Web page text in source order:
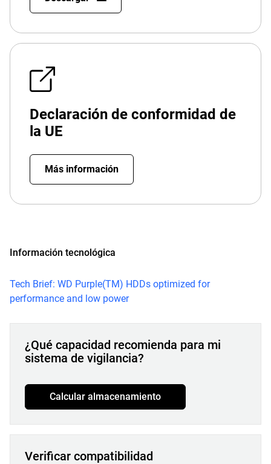
Declaración de conformidad de
la UE
Más información
Información tecnológica
Tech Brief: WD Purple(TM) HDDs optimized for
performance and low power
¿Qué capacidad recomienda para mi
sistema de vigilancia?
Calcular almacenamiento
Verificar compatibilidad